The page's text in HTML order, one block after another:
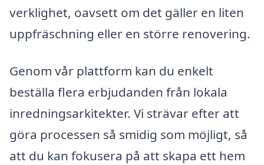
verklighet, oavsett om det gäller en liten
uppfräschning eller en större renovering.
Genom vår plattform kan du enkelt
beställa flera erbjudanden från lokala
inredningsarkitekter. Vi strävar efter att
göra processen så smidig som möjligt, så
att du kan fokusera på att skapa ett hem